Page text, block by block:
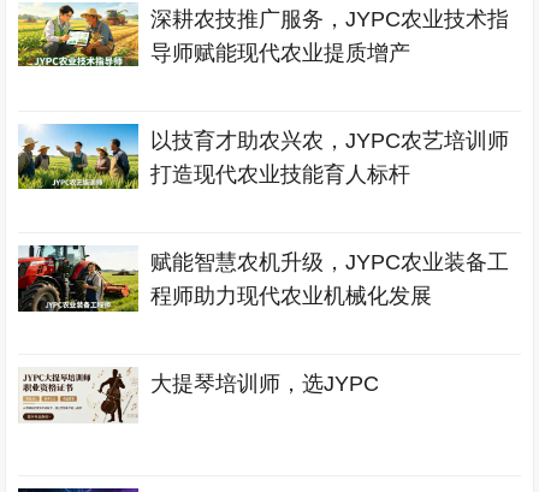
深耕农技推广服务，JYPC农业技术指
导师赋能现代农业提质增产
以技育才助农兴农，JYPC农艺培训师
打造现代农业技能育人标杆
赋能智慧农机升级，JYPC农业装备工
程师助力现代农业机械化发展
大提琴培训师，选JYPC